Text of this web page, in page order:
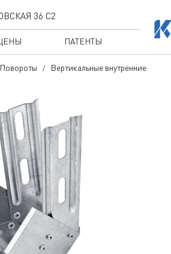
36 С2
ПАТЕНТЫ
Повороты Вертикальные внутренние